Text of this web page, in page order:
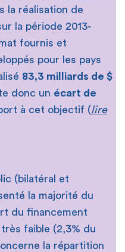
la réalisation de
la période 2013-
fournis et
pour les pays
83,3 milliards de $
donc un écart de
à cet objectif (lire
(bilatéral et
la majorité du
du financement
faible (2,3% du
la répartition